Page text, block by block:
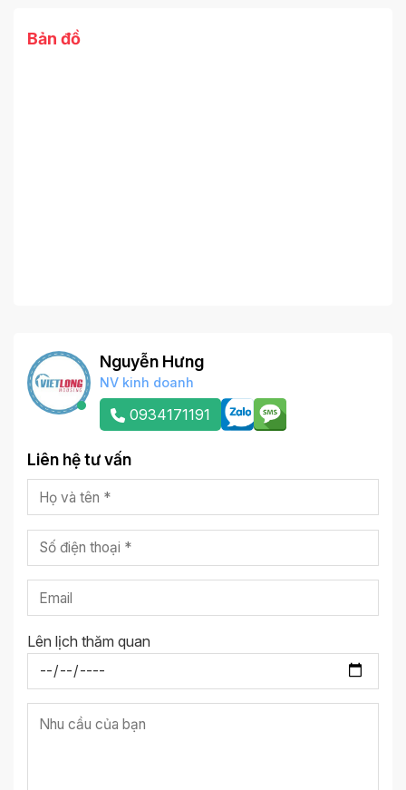
Bản đồ
Nguyễn Hưng
NV kinh doanh
0934171191
Liên hệ tư vấn
Lên lịch thăm quan